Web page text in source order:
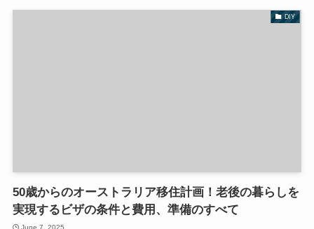
DIY
50歳からのオーストラリア移住計画！老後の暮らしを
実現するビザの条件と費用、準備のすべて
June 7, 2025